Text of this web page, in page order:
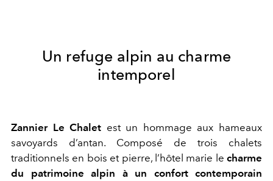
Un refuge alpin au charme
intemporel
Zannier Le Chalet est un hommage aux hameaux
savoyards d’antan. Composé de trois chalets
traditionnels en bois et pierre, l’hôtel marie le charme
du patrimoine alpin à un confort contemporain